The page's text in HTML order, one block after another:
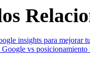
Google vs posicionamiento